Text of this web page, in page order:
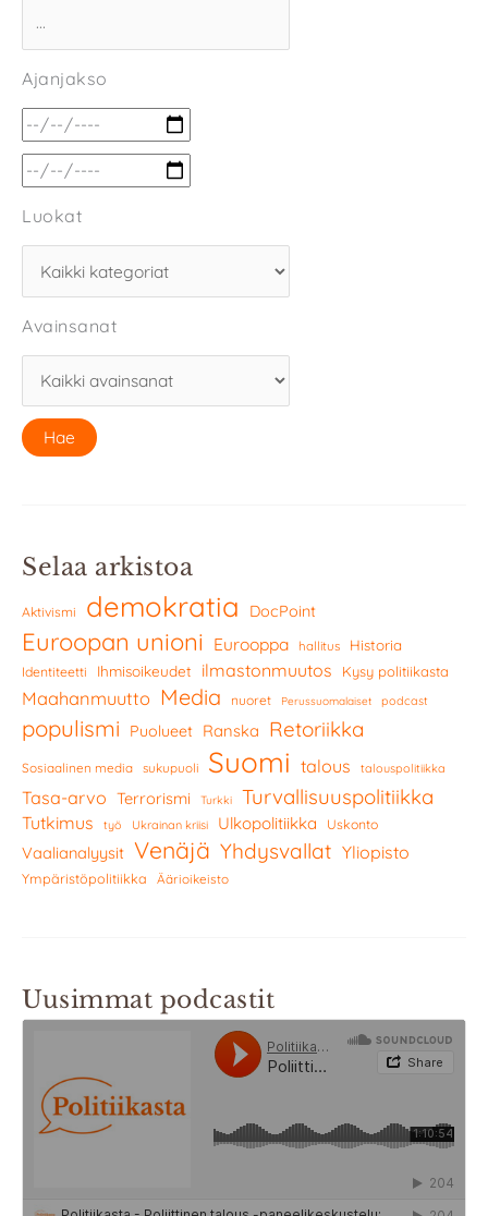
Ajanjakso
Luokat
Avainsanat
Selaa arkistoa
Aktivismi demokratia DocPoint
Euroopan unioni Eurooppa hallitus Historia
Identiteetti Ihmisoikeudet ilmastonmuutos Kysy politiikasta
Maahanmuutto Media nuoret Perussuomalaiset podcast
populismi Puolueet Ranska Retoriikka
Sosiaalinen media sukupuoli Suomi talous talouspolitiikka
Tasa-arvo Terrorismi Turkki Turvallisuuspolitiikka
Tutkimus työ Ukrainan kriisi Ulkopolitiikka Uskonto
Vaalianalyysit Venäjä Yhdysvallat Yliopisto
Ympäristöpolitiikka Äärioikeisto
Uusimmat podcastit